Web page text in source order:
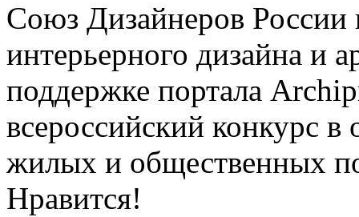
Союз Дизайнеров России
интерьерного дизайна и
поддержке портала
всероссийский конкурс в
жилых и общественных
Нравится!